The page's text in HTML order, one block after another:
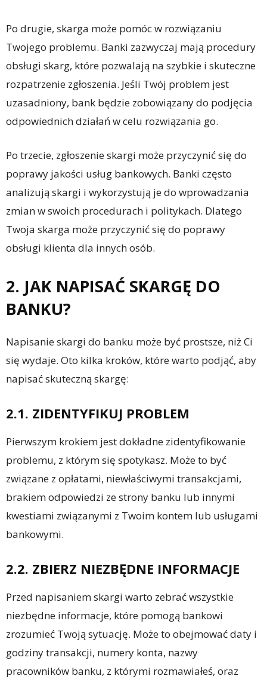
Po drugie, skarga może pomóc w rozwiązaniu
Twojego problemu. Banki zazwyczaj mają procedury
obsługi skarg, które pozwalają na szybkie i skuteczne
rozpatrzenie zgłoszenia. Jeśli Twój problem jest
uzasadniony, bank będzie zobowiązany do podjęcia
odpowiednich działań w celu rozwiązania go.
Po trzecie, zgłoszenie skargi może przyczynić się do
poprawy jakości usług bankowych. Banki często
analizują skargi i wykorzystują je do wprowadzania
zmian w swoich procedurach i politykach. Dlatego
Twoja skarga może przyczynić się do poprawy
obsługi klienta dla innych osób.
2. JAK NAPISAĆ SKARGĘ DO
BANKU?
Napisanie skargi do banku może być prostsze, niż Ci
się wydaje. Oto kilka kroków, które warto podjąć, aby
napisać skuteczną skargę:
2.1. ZIDENTYFIKUJ PROBLEM
Pierwszym krokiem jest dokładne zidentyfikowanie
problemu, z którym się spotykasz. Może to być
związane z opłatami, niewłaściwymi transakcjami,
brakiem odpowiedzi ze strony banku lub innymi
kwestiami związanymi z Twoim kontem lub usługami
bankowymi.
2.2. ZBIERZ NIEZBĘDNE INFORMACJE
Przed napisaniem skargi warto zebrać wszystkie
niezbędne informacje, które pomogą bankowi
zrozumieć Twoją sytuację. Może to obejmować daty i
godziny transakcji, numery konta, nazwy
pracowników banku, z którymi rozmawiałeś, oraz